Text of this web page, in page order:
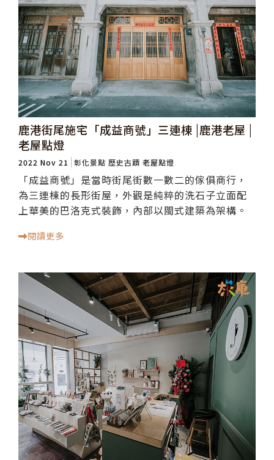
鹿港街尾施宅「成益商號」三連棟 |鹿港老屋 |
老屋點燈
2022 Nov 21 彰化景點 歷史古蹟 老屋點燈
「成益商號」是當時街尾街數一數二的傢俱商行，
為三連棟的長形街屋，外觀是純粹的洗石子立面配
上華美的巴洛克式裝飾，內部以閩式建築為架構。
閱讀更多